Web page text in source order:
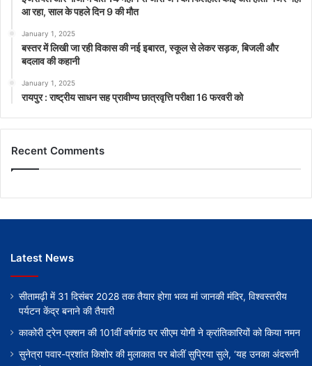
आ रहा, साल के पहले दिन 9 की मौत
January 1, 2025
बस्तर में लिखी जा रही विकास की नई इबारत, स्कूल से लेकर सड़क, बिजली और
बदलाव की कहानी
January 1, 2025
रायपुर : राष्ट्रीय साधन सह प्रावीण्य छात्रवृत्ति परीक्षा 16 फरवरी को
Recent Comments
Latest News
सीतामढ़ी में 31 दिसंबर 2028 तक तैयार होगा भव्य मां जानकी मंदिर, विश्वस्तरीय
पर्यटन केंद्र बनाने की तैयारी
काकोरी ट्रेन एक्शन की 101वीं वर्षगांठ पर सीएम योगी ने क्रांतिकारियों को किया नमन
सुनेत्रा पवार-प्रशांत किशोर की मुलाकात पर बोलीं सुप्रिया सुले, ‘यह उनका अंदरूनी